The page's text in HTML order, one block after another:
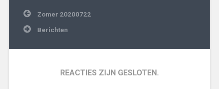
Bericht
navigatie
Zomer 20200722
Berichten
REACTIES ZIJN GESLOTEN.